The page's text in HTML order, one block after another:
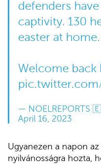
defenders
captivity. 130
easter at home.
Welcome back
— NOELREPORTS
April 16, 2023
Ugyanezen a napon
nyilvánosságra hozta,